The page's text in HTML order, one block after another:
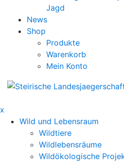
Jagd
News
Shop
Produkte
Warenkorb
Mein Konto
x
Wild und Lebensraum
Wildtiere
Wildlebensräume
Wildökologische